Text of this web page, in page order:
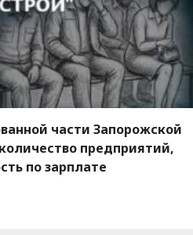
части Запорожской
предприятий,
по зарплате